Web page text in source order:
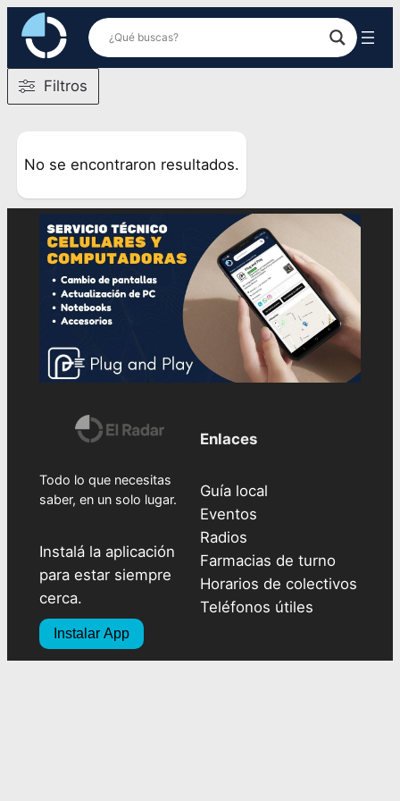
Saltar
contenido
Filtros
No se encontraron resultados.
Todo lo que necesitas
saber, en un solo lugar.
Instalá la aplicación
para estar siempre
cerca.
Instalar App
Enlaces
Guía local
Eventos
Radios
Farmacias de turno
Horarios de colectivos
Teléfonos útiles